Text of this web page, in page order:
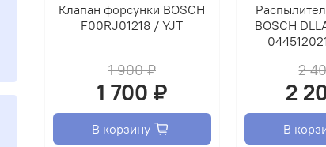
Клапан форсунки BOSCH
F00RJ01218 / YJT
1 900 ₽
1 700 ₽
В корзину
BOSCH
2
2
В